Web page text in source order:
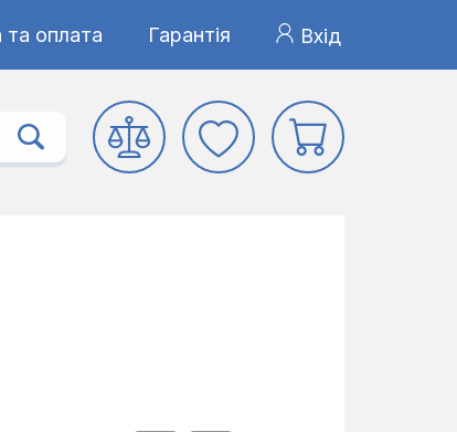
оплата Гарантія Вхід